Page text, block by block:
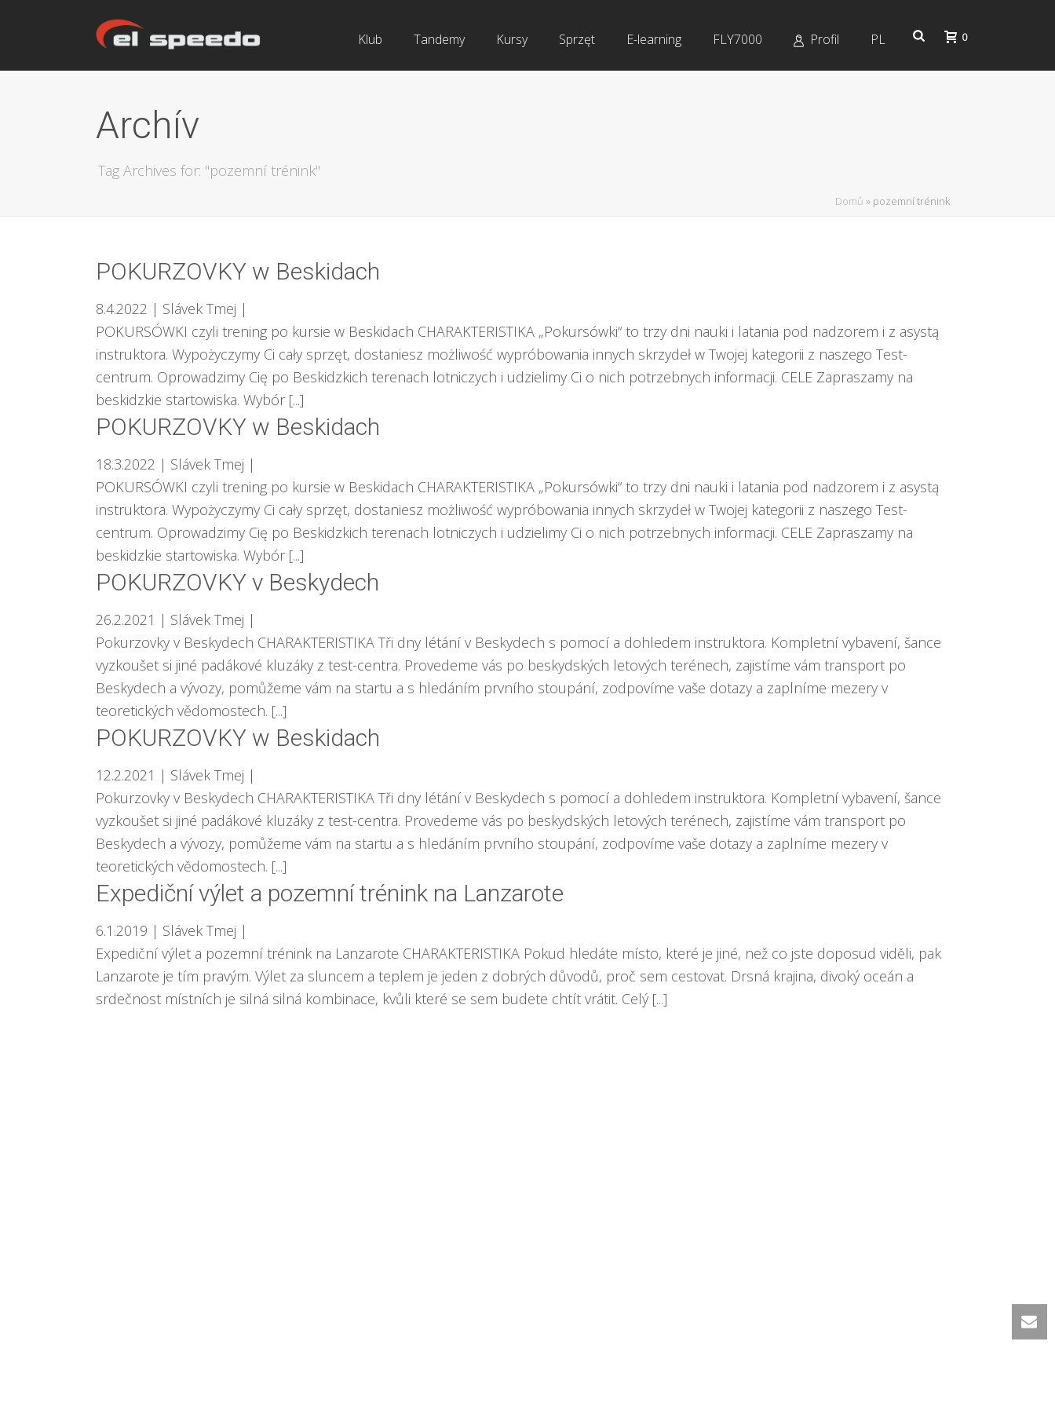
Klub Tandemy Kursy Sprzęt E-learning FLY7000 Profil PL 0
Archív
Tag Archives for: "pozemní trénink"
Domů » pozemní trénink
POKURZOVKY w Beskidach
8.4.2022 | Slávek Tmej |
POKURSÓWKI czyli trening po kursie w Beskidach CHARAKTERISTIKA „Pokursówki“ to trzy dni nauki i latania pod nadzorem i z asystą
instruktora. Wypożyczymy Ci cały sprzęt, dostaniesz możliwość wypróbowania innych skrzydeł w Twojej kategorii z naszego Test-
centrum. Oprowadzimy Cię po Beskidzkich terenach lotniczych i udzielimy Ci o nich potrzebnych informacji. CELE Zapraszamy na
beskidzkie startowiska. Wybór [...]
POKURZOVKY w Beskidach
18.3.2022 | Slávek Tmej |
POKURSÓWKI czyli trening po kursie w Beskidach CHARAKTERISTIKA „Pokursówki“ to trzy dni nauki i latania pod nadzorem i z asystą
instruktora. Wypożyczymy Ci cały sprzęt, dostaniesz możliwość wypróbowania innych skrzydeł w Twojej kategorii z naszego Test-
centrum. Oprowadzimy Cię po Beskidzkich terenach lotniczych i udzielimy Ci o nich potrzebnych informacji. CELE Zapraszamy na
beskidzkie startowiska. Wybór [...]
POKURZOVKY v Beskydech
26.2.2021 | Slávek Tmej |
Pokurzovky v Beskydech CHARAKTERISTIKA Tři dny létání v Beskydech s pomocí a dohledem instruktora. Kompletní vybavení, šance
vyzkoušet si jiné padákové kluzáky z test-centra. Provedeme vás po beskydských letových terénech, zajistíme vám transport po
Beskydech a vývozy, pomůžeme vám na startu a s hledáním prvního stoupání, zodpovíme vaše dotazy a zaplníme mezery v
teoretických vědomostech. [...]
POKURZOVKY w Beskidach
12.2.2021 | Slávek Tmej |
Pokurzovky v Beskydech CHARAKTERISTIKA Tři dny létání v Beskydech s pomocí a dohledem instruktora. Kompletní vybavení, šance
vyzkoušet si jiné padákové kluzáky z test-centra. Provedeme vás po beskydských letových terénech, zajistíme vám transport po
Beskydech a vývozy, pomůžeme vám na startu a s hledáním prvního stoupání, zodpovíme vaše dotazy a zaplníme mezery v
teoretických vědomostech. [...]
Expediční výlet a pozemní trénink na Lanzarote
6.1.2019 | Slávek Tmej |
Expediční výlet a pozemní trénink na Lanzarote CHARAKTERISTIKA Pokud hledáte místo, které je jiné, než co jste doposud viděli, pak
Lanzarote je tím pravým. Výlet za sluncem a teplem je jeden z dobrých důvodů, proč sem cestovat. Drsná krajina, divoký oceán a
srdečnost místních je silná silná kombinace, kvůli které se sem budete chtít vrátit. Celý [...]